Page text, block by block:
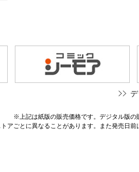
※上記は紙版の販売価格です。デジタル版の
アごとに異なることがあります。また発売日前